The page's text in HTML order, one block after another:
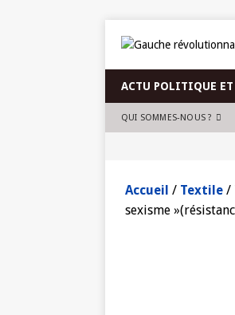
ACTU POLITIQUE ET
QUI SOMMES-NOUS ?
Accueil / Textile /
sexisme